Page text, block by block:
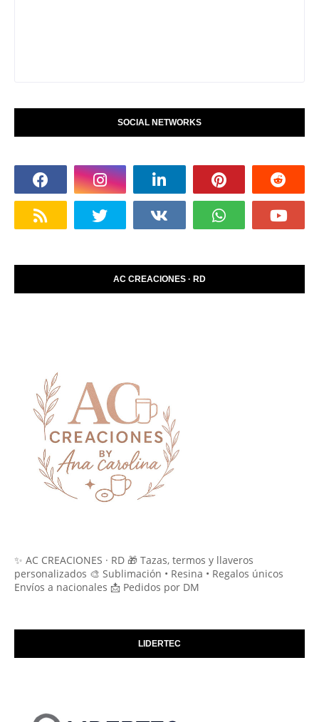
SOCIAL NETWORKS
AC CREACIONES · RD
✨ AC CREACIONES · RD 🎁 Tazas, termos y llaveros
personalizados 🎨 Sublimación • Resina • Regalos únicos
Envíos a nacionales 📩 Pedidos por DM
LIDERTEC